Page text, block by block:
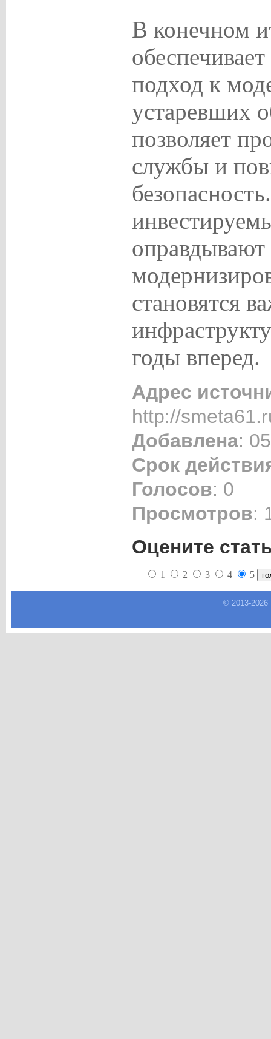
В конечном
подход к
устаревших
позволяет
службы и
оправдывают
становятся
годы вперед.
Адрес
http://
Добавлена:
Срок
Голосов: 0
Просмотров:
Оцените
1 2 3 4 5
© 2013-2026